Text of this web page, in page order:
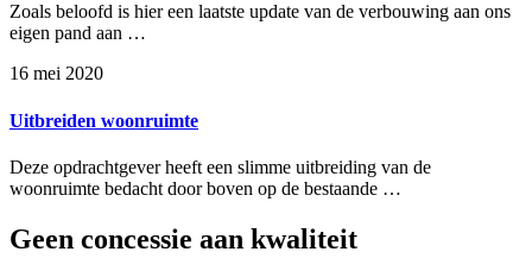
Zoals beloofd is hier een laatste update van de verbouwing aan ons
eigen pand aan …
16 mei 2020
Uitbreiden woonruimte
Deze opdrachtgever heeft een slimme uitbreiding van de
woonruimte bedacht door boven op de bestaande …
Geen concessie aan kwaliteit